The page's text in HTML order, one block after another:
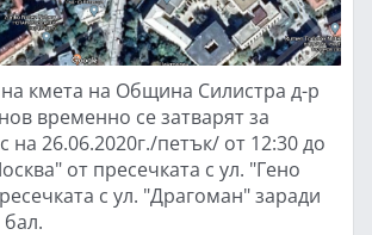
кмета на Община Силистра д-р
временно се затварят за
на 26.06.2020г./петък/ от 12:30 до
от пресечката с ул. "Гено
с ул. "Драгоман" заради